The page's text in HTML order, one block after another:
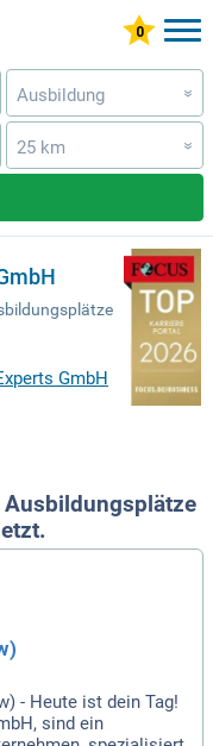
Ausbildung »
25 km »
GmbH
Ausbildungsplätze
- Heute ist dein Tag!
sind ein